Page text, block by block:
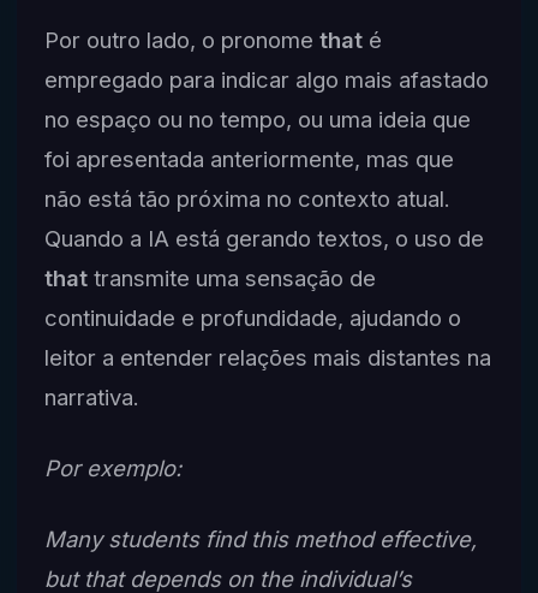
Por outro lado, o pronome thaté
empregado para indicar algo mais afastado
no espaço ou no tempo, ou uma ideia que
foi apresentada anteriormente, mas que
não está tão próxima no contexto atual.
Quando a IA está gerando textos, o uso de
thattransmite uma sensação de
continuidade e profundidade, ajudando o
leitor a entender relações mais distantes na
narrativa.
Por exemplo:
Many students find this method effective,
but that depends on the individual’s